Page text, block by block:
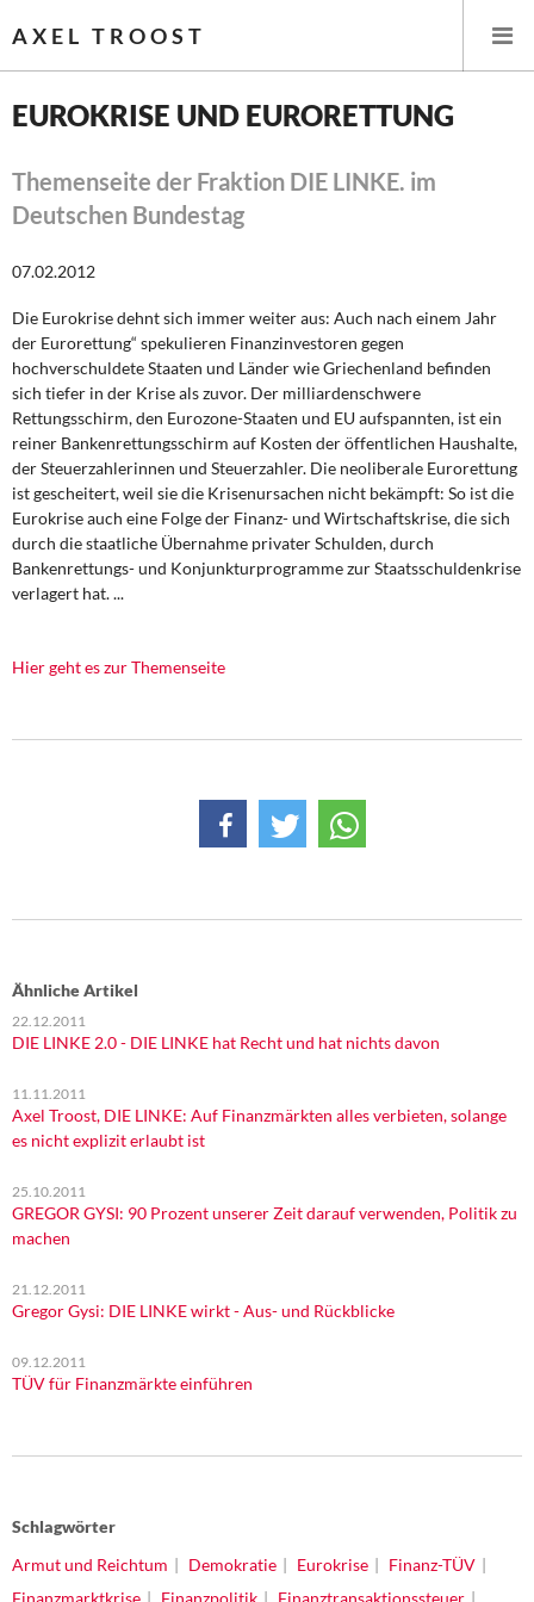
AXEL TROOST
Themen
Leitlinien linker Wirtschafts- und Finanzpolitik
Wirtschaftspolitik
Steuer- und Finanzpolitik
Öffentliche Infrastruktur und Daseinsvorsorge
Eurokrise und Griechenland
DIE LINKE
Weitere Themen
Memo-Gruppe
EUROKRISE UND EURORETTUNG
Themenseite der Fraktion DIE LINKE. im
Deutschen Bundestag
07.02.2012
Die Eurokrise dehnt sich immer weiter aus: Auch nach einem Jahr
der Eurorettung“ spekulieren Finanzinvestoren gegen
hochverschuldete Staaten und Länder wie Griechenland befinden
sich tiefer in der Krise als zuvor. Der milliardenschwere
Rettungsschirm, den Eurozone-Staaten und EU aufspannten, ist ein
reiner Bankenrettungsschirm auf Kosten der öffentlichen Haushalte,
der Steuerzahlerinnen und Steuerzahler. Die neoliberale Eurorettung
ist gescheitert, weil sie die Krisenursachen nicht bekämpft: So ist die
Eurokrise auch eine Folge der Finanz- und Wirtschaftskrise, die sich
durch die staatliche Übernahme privater Schulden, durch
Bankenrettungs- und Konjunkturprogramme zur Staatsschuldenkrise
verlagert hat. ...
Hier geht es zur Themenseite
Ähnliche Artikel
22.12.2011
DIE LINKE 2.0 - DIE LINKE hat Recht und hat nichts davon
11.11.2011
Axel Troost, DIE LINKE: Auf Finanzmärkten alles verbieten, solange
es nicht explizit erlaubt ist
25.10.2011
GREGOR GYSI: 90 Prozent unserer Zeit darauf verwenden, Politik zu
machen
21.12.2011
Gregor Gysi: DIE LINKE wirkt - Aus- und Rückblicke
09.12.2011
TÜV für Finanzmärkte einführen
Schlagwörter
Armut und Reichtum
Demokratie Eurokrise
Finanz-TÜV
Finanzmarktkrise
Finanzpolitik Finanztransaktionssteuer